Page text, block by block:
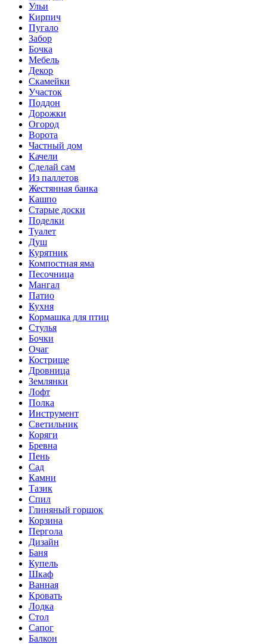
Ульи
Кирпич
Пугало
Забор
Бочка
Мебель
Декор
Скамейки
Участок
Поддон
Дорожки
Огород
Ворота
Частный дом
Качели
Сделай сам
Из паллетов
Жестянная банка
Кашпо
Старые доски
Поделки
Туалет
Душ
Курятник
Компостная яма
Песочница
Мангал
Патио
Кухня
Кормашка для птиц
Стулья
Бочки
Очаг
Кострище
Дровница
Землянки
Лофт
Полка
Инструмент
Светильник
Коряги
Бревна
Пень
Сад
Камни
Тазик
Спил
Глиняный горшок
Корзина
Пергола
Дизайн
Баня
Купель
Шкаф
Ванная
Кровать
Лодка
Стол
Сапог
Балкон